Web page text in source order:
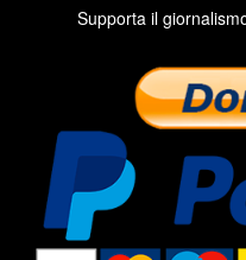
Supporta il